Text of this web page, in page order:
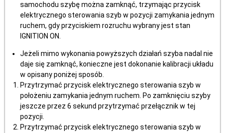
samochodu szybę można zamknąć, trzymając przycisk
elektrycznego sterowania szyb w pozycji zamykania jednym
ruchem, gdy przyciskiem rozruchu wybrany jest stan
IGNITION ON.
Jeżeli mimo wykonania powyższych działań szyba nadal nie
daje się zamknąć, konieczne jest dokonanie kalibracji układu
w opisany poniżej sposób.
Przytrzymać przycisk elektrycznego sterowania szyb w
położeniu zamykania jednym ruchem. Po zamknięciu szyby
jeszcze przez 6 sekund przytrzymać przełącznik w tej
pozycji.
Przytrzymać przycisk elektrycznego sterowania szyb w